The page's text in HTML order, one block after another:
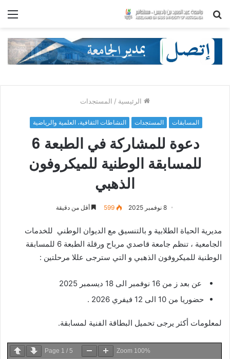
بحث
الرئيسية / المستجدات
المسابقات المستجدات النشاطات الثقافية، العلمية والرياضية
دعوة للمشاركة في الطبعة 6
للمسابقة الوطنية للميكروفون
الذهبي
8 نوفمبر 2025 599 أقل من دقيقة
مديرية الحياة الطلابية و بالتنسيق مع الديوان الوطني للخدمات
الجامعية ، تنظم جامعة قاصدي مرباح ورقلة الطبعة 6 للمسابقة
الوطنية للميكروفون الذهبي و التي سترجى عللا مرحلتين :
عن بعد ز من 16 نوفمبر الى 18 ديسمبر 2025
حضوريا من 10 الى 12 فيفري 2026 .
لمعلومات أكثر يرجى تحميل البطاقة الفنية لمسابقة.
Page 1 / 5 Zoom 100%